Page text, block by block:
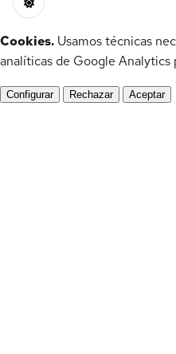
Cookies. Usamos técnicas
analíticas de Google Analytics
Configurar Rechazar Aceptar